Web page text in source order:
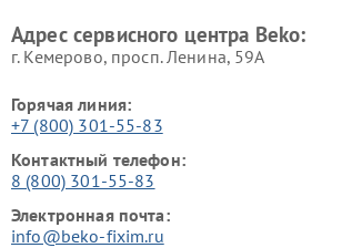
Адрес сервисного центра Beko:
г. Кемерово, просп. Ленина, 59А
Горячая линия:
+7 (800) 301-55-83
Контактный телефон:
8 (800) 301-55-83
Электронная почта:
info@beko-fixim.ru